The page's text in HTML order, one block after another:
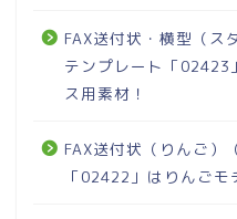
FAX送付状・横型（ス
テンプレート「02423
ス用素材！
FAX送付状（りんご）
「02422」はりんご